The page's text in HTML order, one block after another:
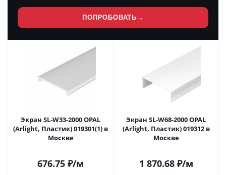
ПОПРОБОВАТЬ →
Экран SL-W33-2000 OPAL
(Arlight, Пластик) 019301(1) в
Москве
676.75 ₽/м
Экран SL-W68-2000 OPAL
(Arlight, Пластик) 019312 в
Москве
1 870.68₽/м